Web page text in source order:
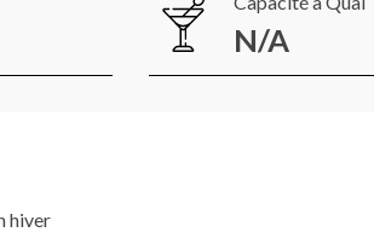
N/A
hiver